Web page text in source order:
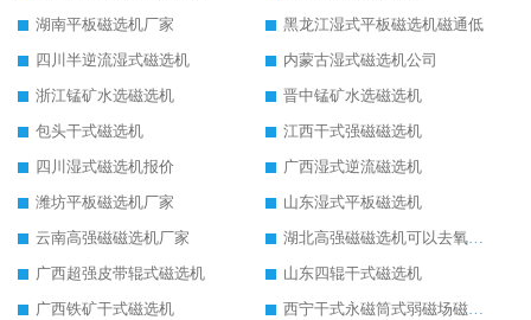
湖南平板磁选机厂家
黑龙江湿式平板磁选机磁通低
四川半逆流湿式磁选机
内蒙古湿式磁选机公司
浙江锰矿水选磁选机
晋中锰矿水选磁选机
包头干式磁选机
江西干式强磁磁选机
四川湿式磁选机报价
广西湿式逆流磁选机
潍坊平板磁选机厂家
山东湿式平板磁选机
云南高强磁磁选机厂家
湖北高强磁磁选机可以去氧化铝
广西超强皮带辊式磁选机
山东四辊干式磁选机
广西铁矿干式磁选机
西宁干式永磁筒式弱磁场磁选机结构图